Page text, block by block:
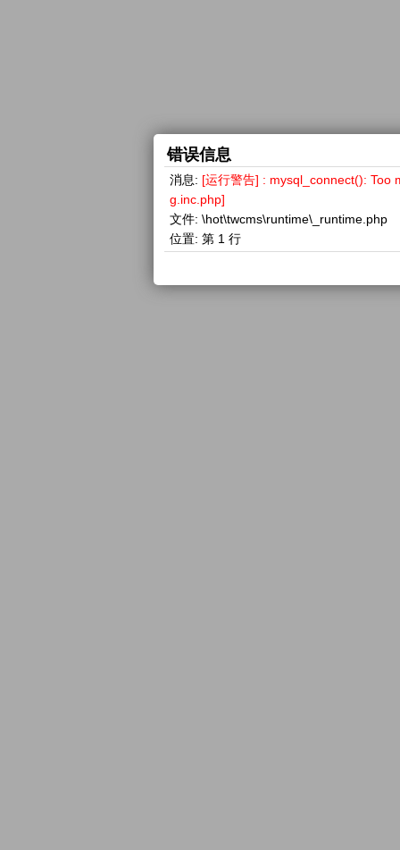
错误信息
消息: [运行警告] : mysql_connect(): Too
g.inc.php]
文件: \hot\twcms\runtime\_runtime.php
位置: 第 1 行